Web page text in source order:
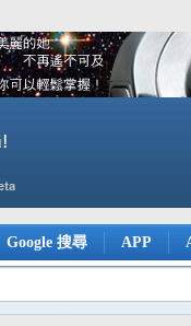
Google 搜尋 APP